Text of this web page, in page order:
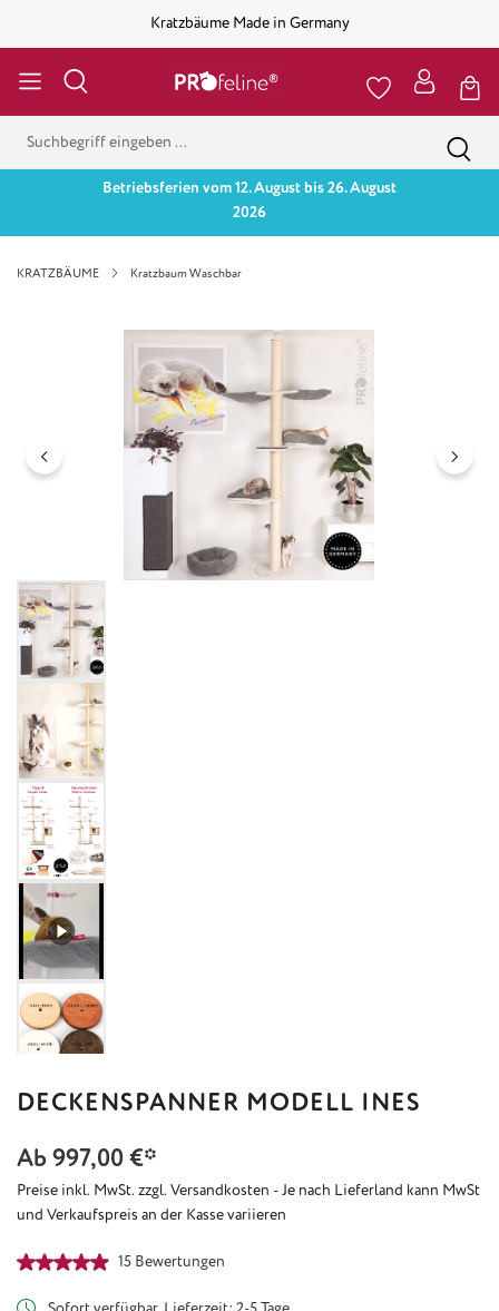
Kratzbäume Made in Germany
Betriebsferien vom 12. August bis 26. August
2026
KRATZBÄUME Kratzbaum Waschbar
Bildergalerie überspringen
DECKENSPANNER MODELL INES
Ab997,00 €*
Preise inkl. MwSt. zzgl. Versandkosten - Je nach Lieferland kann MwSt
und Verkaufspreis an der Kasse variieren
Durchschnittliche Bewertung von 4.9 von 5 Sternen
15 Bewertungen